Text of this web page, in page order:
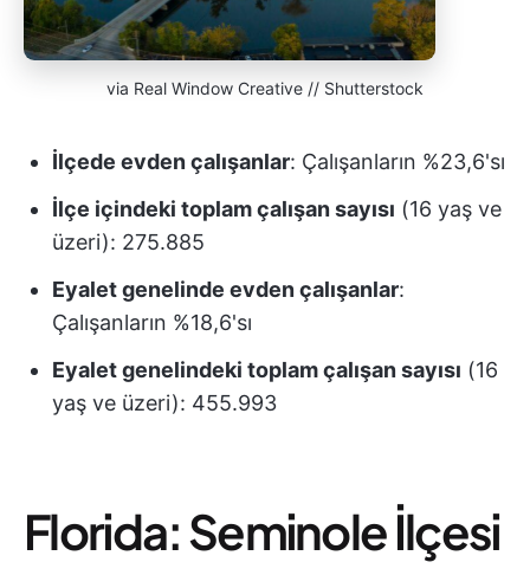
via Real Window Creative // Shutterstock
İlçede evden çalışanlar: Çalışanların %23,6'sı
İlçe içindeki toplam çalışan sayısı (16 yaş ve
üzeri): 275.885
Eyalet genelinde evden çalışanlar:
Çalışanların %18,6'sı
Eyalet genelindeki toplam çalışan sayısı (16
yaş ve üzeri): 455.993
Florida: Seminole İlçesi